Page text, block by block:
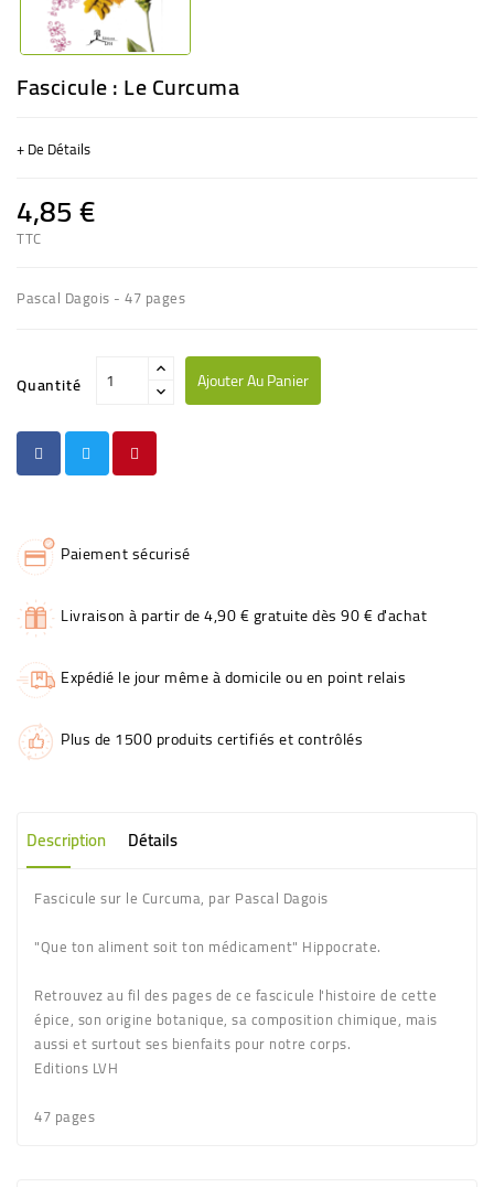
Fascicule : Le Curcuma
+ De Détails
4,85 €
TTC
Pascal Dagois - 47 pages
Quantité Ajouter Au Panier
Paiement sécurisé
Livraison à partir de 4,90 € gratuite dès 90 € d'achat
Expédié le jour même à domicile ou en point relais
Plus de 1500 produits certifiés et contrôlés
Description Détails
Fascicule sur le Curcuma, par Pascal Dagois
"Que ton aliment soit ton médicament" Hippocrate.
Retrouvez au fil des pages de ce fascicule l'histoire de cette
épice, son origine botanique, sa composition chimique, mais
aussi et surtout ses bienfaits pour notre corps.
Editions LVH
47 pages